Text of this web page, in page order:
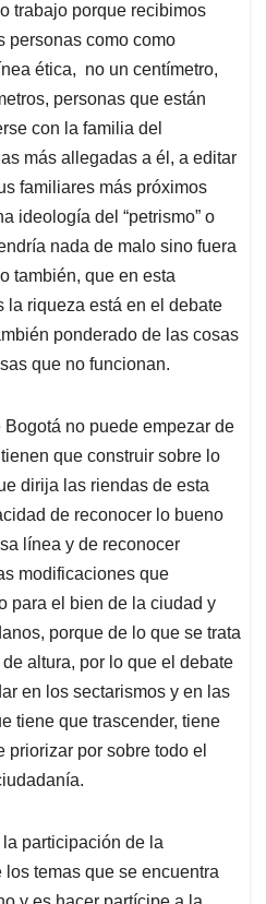
trabajo porque recibimos
personas como como
ética, no un centímetro,
personas que están
con la familia del
más allegadas a él, a editar
familiares más próximos
ideología del “petrismo” o
nada de malo sino fuera
también, que en esta
riqueza está en el debate
ponderado de las cosas
que no funcionan.
no puede empezar de
que construir sobre lo
dirija las riendas de esta
de reconocer lo bueno
línea y de reconocer
modificaciones que
para el bien de la ciudad y
porque de lo que se trata
altura, por lo que el debate
en los sectarismos y en las
tiene que trascender, tiene
priorizar por sobre todo el
participación de la
temas que se encuentra